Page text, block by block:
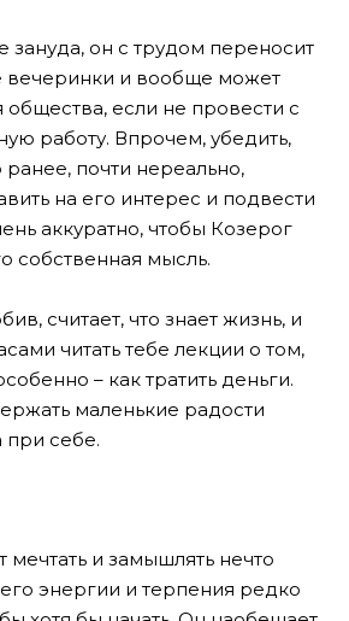
зануда, он с трудом переносит
и вообще может
общества, если не провести с
работу. Впрочем, убедить,
ранее, почти нереально,
на его интерес и подвести
аккуратно, чтобы Козерог
собственная мысль.
считает, что знает жизнь, и
читать тебе лекции о том,
– как тратить деньги.
маленькие радости
при себе.
и замышлять нечто
энергии и терпения редко